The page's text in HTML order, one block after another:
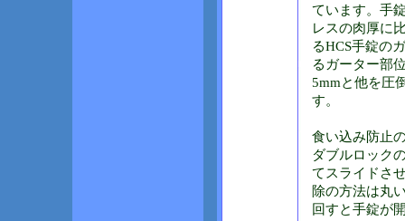
ています。手
レスの肉厚に
るHCS手錠の
るガーター部
5mmと他を圧
す。
食い込み防止
ダブルロック
てスライドさ
除の方法は丸
回すと手錠が